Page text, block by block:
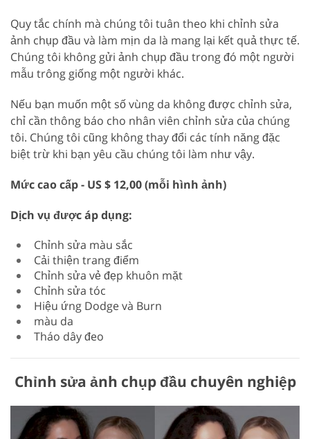
Quy tắc chính mà chúng tôi tuân theo khi chỉnh sửa
ảnh chụp đầu và làm mịn da là mang lại kết quả thực tế.
Chúng tôi không gửi ảnh chụp đầu trong đó một người
mẫu trông giống một người khác.
Nếu bạn muốn một số vùng da không được chỉnh sửa,
chỉ cần thông báo cho nhân viên chỉnh sửa của chúng
tôi. Chúng tôi cũng không thay đổi các tính năng đặc
biệt trừ khi bạn yêu cầu chúng tôi làm như vậy.
Mức cao cấp - US $ 12,00 (mỗi hình ảnh)
Dịch vụ được áp dụng:
Chỉnh sửa màu sắc
Cải thiện trang điểm
Chỉnh sửa vẻ đẹp khuôn mặt
Chỉnh sửa tóc
Hiệu ứng Dodge và Burn
màu da
Tháo dây đeo
Chỉnh sửa ảnh chụp đầu chuyên nghiệp